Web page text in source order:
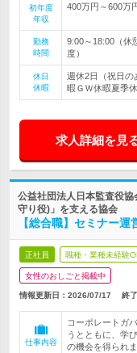
初年度
年収
400万円～600万
勤務
時間
9:00～18:00（休
度）
休日
休暇
週休2日（祝日の
暇ＧＷ休暇夏季
求人詳細を見
公益社団法人日本監査役
守り役)」を支える協会
【総合職】セミナー
正社員 職種・業種未経験
女性のおしごと掲載中
情報更新日：2026/07/17 終
仕事内容
コーポレートガ
うとともに、学
の機会を得られま